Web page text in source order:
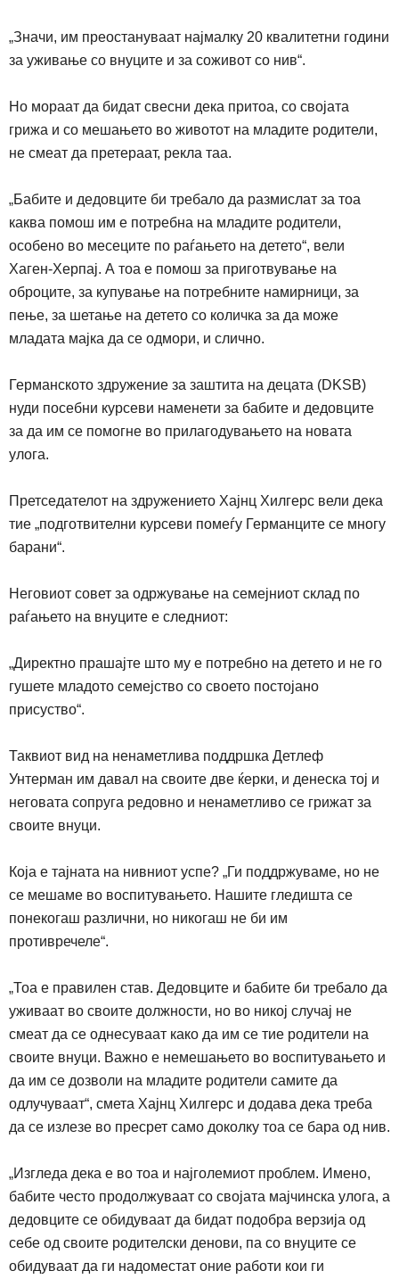
„Значи, им преостануваат најмалку 20 квалитетни години
за уживање со внуците и за соживот со нив“.
Но мораат да бидат свесни дека притоа, со својата
грижа и со мешањето во животот на младите родители,
не смеат да претераат, рекла таа.
„Бабите и дедовците би требало да размислат за тоа
каква помош им е потребна на младите родители,
особено во месеците по раѓањето на детето“, вели
Хаген-Херпај. А тоа е помош за приготвување на
оброците, за купување на потребните намирници, за
пење, за шетање на детето со количка за да може
младата мајка да се одмори, и слично.
Германското здружение за заштита на децата (DKSB)
нуди посебни курсеви наменети за бабите и дедовците
за да им се помогне во прилагодувањето на новата
улога.
Претседателот на здружението Хајнц Хилгерс вели дека
тие „подготвителни курсеви помеѓу Германците се многу
барани“.
Неговиот совет за одржување на семејниот склад по
раѓањето на внуците е следниот:
„Директно прашајте што му е потребно на детето и не го
гушете младото семејство со своето постојано
присуство“.
Таквиот вид на ненаметлива поддршка Детлеф
Унтерман им давал на своите две ќерки, и денеска тој и
неговата сопруга редовно и ненаметливо се грижат за
своите внуци.
Која е тајната на нивниот успе? „Ги поддржуваме, но не
се мешаме во воспитувањето. Нашите гледишта се
понекогаш различни, но никогаш не би им
противречеле“.
„Тоа е правилен став. Дедовците и бабите би требало да
уживаат во своите должности, но во никој случај не
смеат да се однесуваат како да им се тие родители на
своите внуци. Важно е немешањето во воспитувањето и
да им се дозволи на младите родители самите да
одлучуваат“, смета Хајнц Хилгерс и додава дека треба
да се излезе во пресрет само доколку тоа се бара од нив.
„Изгледа дека е во тоа и најголемиот проблем. Имено,
бабите често продолжуваат со својата мајчинска улога, а
дедовците се обидуваат да бидат подобра верзија од
себе од своите родителски денови, па со внуците се
обидуваат да ги надоместат оние работи кои ги